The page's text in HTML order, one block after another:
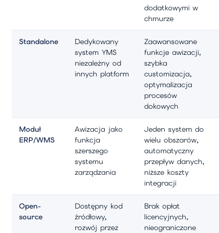
dodatkowymi w
chmurze
Standalone
Dedykowany
system YMS
niezależny od
innych platform
Zaawansowane
funkcje awizacji,
szybka
customizacja,
optymalizacja
procesów
dokowych
Moduł
ERP/WMS
Awizacja jako
funkcja
szerszego
systemu
zarządzania
Jeden system do
wielu obszarów,
automatyczny
przepływ danych,
niższe koszty
integracji
Open-
source
Dostępny kod
źródłowy,
rozwój przez
Brak opłat
licencyjnych,
nieograniczone